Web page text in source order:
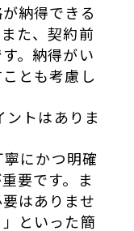
納得できる
た、契約前
。納得がい
とも考慮し
ントはありま
にかつ明確
要です。ま
はありませ
といった簡